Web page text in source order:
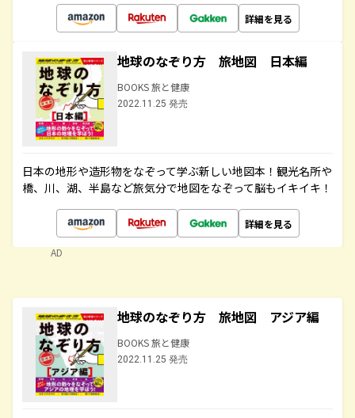
詳細を見る
地球のなぞり方 旅地図 日本編
BOOKS 旅と健康
2022.11.25 発売
日本の地形や造形物をなぞって学ぶ新しい地図本！観光名所や
橋、川、湖、半島など旅気分で地図をなぞって脳もイキイキ！
詳細を見る
AD
地球のなぞり方 旅地図 アジア編
BOOKS 旅と健康
2022.11.25 発売